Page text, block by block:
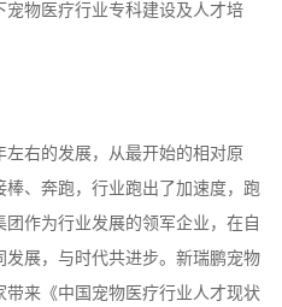
物医疗行业专科建设及人才培
右的发展，从最开始的相对原
、奔跑，行业跑出了加速度，跑
作为行业发展的领军企业，在自
展，与时代共进步。新瑞鹏宠物
带来《中国宠物医疗行业人才现状